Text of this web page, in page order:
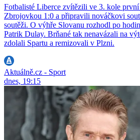
Fotbalisté Liberce zvítězili ve 3. kole
Zbrojovkou 1:0 a připravili nováčkovi
soutěži. O výhře Slovanu rozhodl po
Patrik Dulay. Brňané tak nenavázali na
zdolali Spartu a remizovali v Plzni.
Aktuálně.cz - Sport
dnes, 19:15